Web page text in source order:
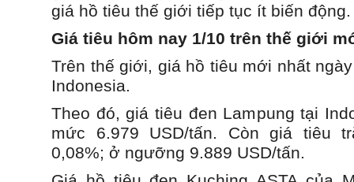
giá hồ tiêu thế giới tiếp tục ít biến động.
Giá tiêu hôm nay 1/10 trên thế giới
Trên thế giới, giá hồ tiêu mới nhất
Indonesia.
Theo đó, giá tiêu đen Lampung tại
mức 6.979 USD/tấn. Còn giá tiêu
0,08%; ở ngưỡng 9.889 USD/tấn.